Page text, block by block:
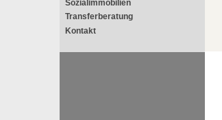
Sozialimmobilien
Transferberatung
Kontakt